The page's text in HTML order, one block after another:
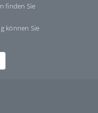
Jutta-Sucker
finden Sie
können Sie